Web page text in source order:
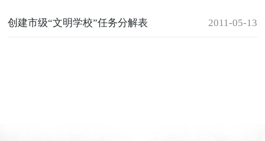
创建市级“文明学校”任务分解表 2011-05-13